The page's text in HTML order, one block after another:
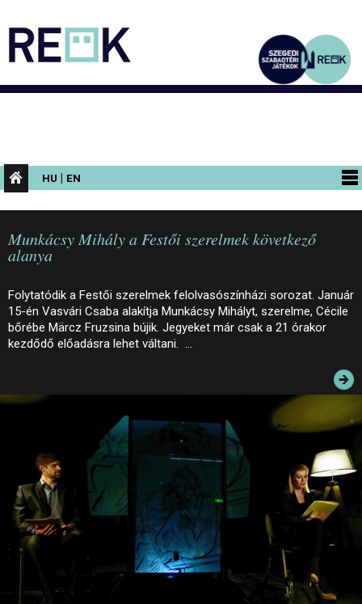
HU | EN
PROGRAMOK
KIÁLLÍTÁSOK
INFORMÁCIÓK
KONFERENCIA
PALOTASÉTÁK ÉS VEZETÉSEK
KÖZÉRDEKŰ ADATOK
Munkácsy Mihály a Festői szerelmek következő
alanya
Folytatódik a Festői szerelmek felolvasószínházi sorozat. Január
15-én Vasvári Csaba alakítja Munkácsy Mihályt, szerelme, Cécile
bőrébe Märcz Fruzsina bújik. Jegyeket már csak a 21 órakor
kezdődő előadásra lehet váltani. …